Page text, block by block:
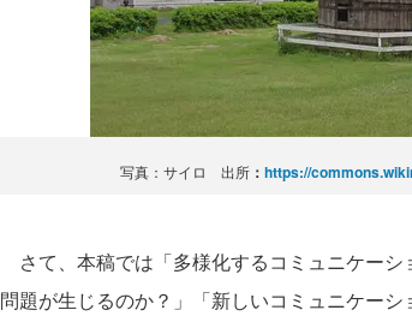
写真：サイロ 出所 ： https://
さて、本稿では「多様化するコミュニケー
問題が生じるのか？」「新しいコミュニケー